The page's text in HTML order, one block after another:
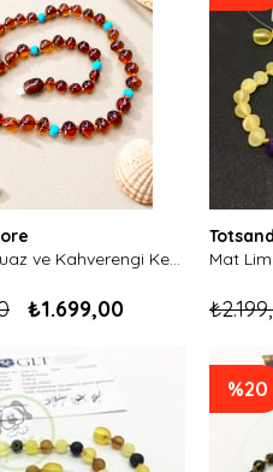
Koyu Turkuaz ve Kahverengi Kehribar Bebek Kolyesi
₺1.699,00
%20